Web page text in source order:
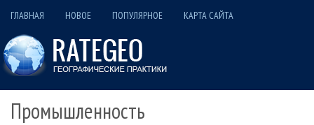
ГЛАВНАЯ НОВОЕ ПОПУЛЯРНОЕ КАРТА САЙТА
Промышленность